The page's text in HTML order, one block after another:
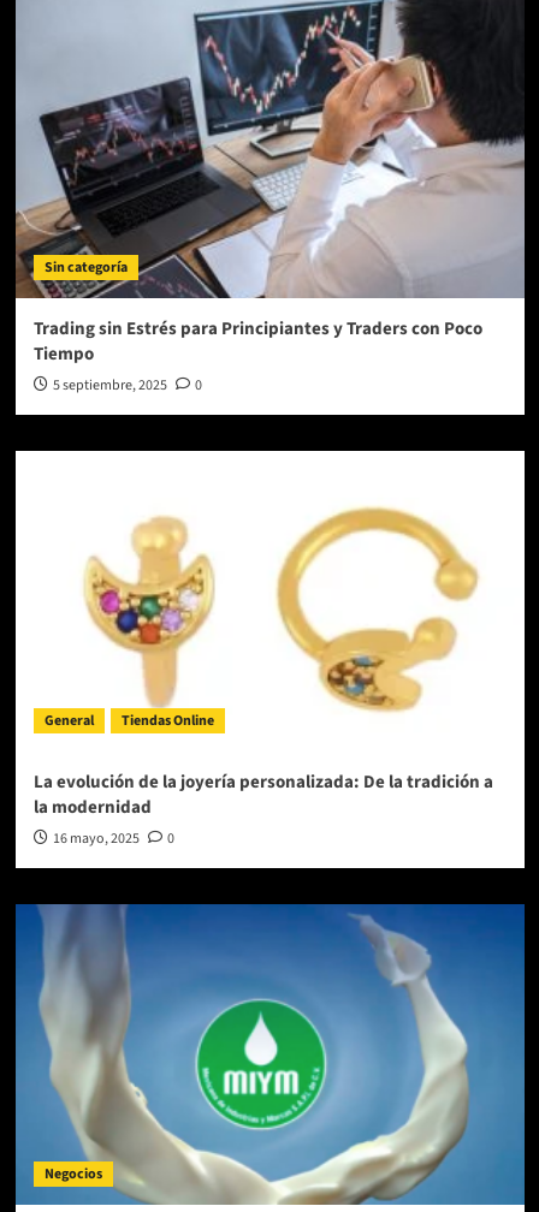
Sin categoría
Trading sin Estrés para Principiantes y Traders con Poco
Tiempo
5 septiembre, 2025 0
General Tiendas Online
La evolución de la joyería personalizada: De la tradición a
la modernidad
16 mayo, 2025 0
Negocios